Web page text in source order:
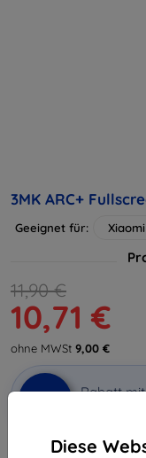
Diese
3MK ARC+
Geeignet für:
11,90 €
10,71 €
ohne MWSt 9,00 €
Rabatt